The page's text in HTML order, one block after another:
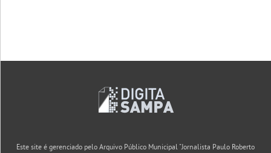
Este site é gerenciado pelo Arquivo Público Municipal "Jornalista Paulo Roberto